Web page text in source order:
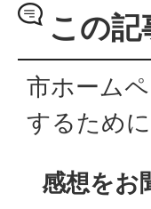
この
市ホーム
するため
感想をお